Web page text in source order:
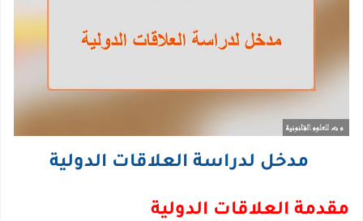
مدخل لدراسة العلاقات الدولية
مقدمة العلاقات الدولية